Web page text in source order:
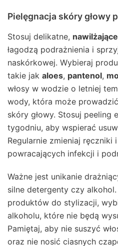
Pielęgnacja skóry głowy
Stosuj delikatne,
łagodzą podrażnienia i
naskórkowej. Wybieraj
takie jak aloes, pantenol,
włosy w wodzie o letniej
wody, która może
skóry głowy. Stosuj peeling
tygodniu, aby wspierać
Regularnie zmieniaj ręczniki
powracających infekcji i
Ważne jest unikanie
silne detergenty czy
produktów do stylizacji,
alkoholu, które nie będą
Pamiętaj, aby nie suszyć
oraz nie nosić ciasnych